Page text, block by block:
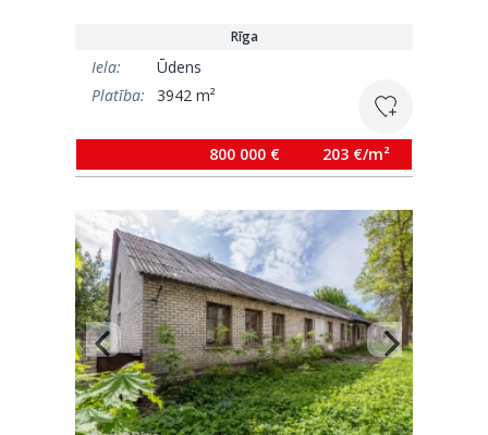
Rīga
Iela:
Ūdens
Platība:
3942 m²
800 000 € 203 €/m²